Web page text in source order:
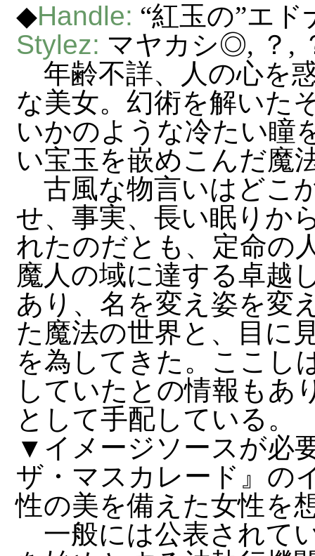
◆Handle: “紅玉の”エド
Stylez: マヤカシ◎, ？
年齢不詳、人の心を
な美女。幻術を解いた
いかのような冷たい瞳
い宝玉を嵌めこんだ魔
古風な物言いはどこ
せ、事実、長い眠りか
れたのだとも、定命の
魔人の域に達する卓越
あり、名を変え姿を変
た魔法の世界と、目に
を為してきた。ここし
していたとの情報もあ
として手配している。
▼イメージソースが必
ザ・マスカレード』の
性の美を備えた女性を
一般には公表されて